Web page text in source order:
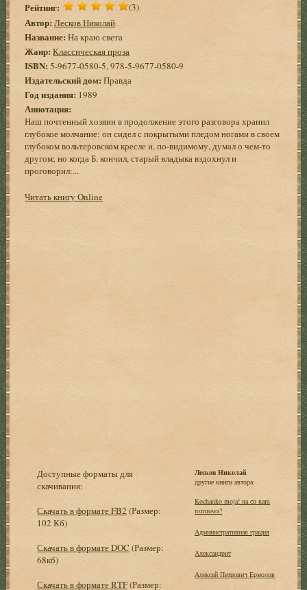
Рейтинг: (3)
Автор: Лесков Николай
Название: На краю света
Жанр: Классическая проза
ISBN: 5-9677-0580-5, 978-5-9677-0580-9
Издательский дом: Правда
Год издания: 1989
Аннотация:
Наш почтенный хозяин в продолжение этого разговора хранил
глубокое молчание: он сидел с покрытыми пледом ногами в своем
глубоком вольтеровском кресле и, по-видимому, думал о чем-то
другом; но когда Б. кончил, старый владыка вздохнул и
проговорил:...
Читать книгу Online
Доступные форматы для
скачивания:
Скачать в формате FB2 (Размер:
102 Кб)
Скачать в формате DOC (Размер:
68кб)
Скачать в формате RTF(Размер:
Лесков Николай
другие книги автора:
Kochanko moja! na со nam
rozmowa?
Административная грация
Александрит
Алексей Петрович Ермолов